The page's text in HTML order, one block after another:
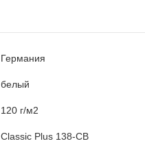
Германия
белый
120 г/м2
Classic Plus 138-CB